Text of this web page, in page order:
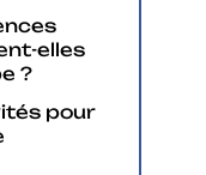
elles
?
pour